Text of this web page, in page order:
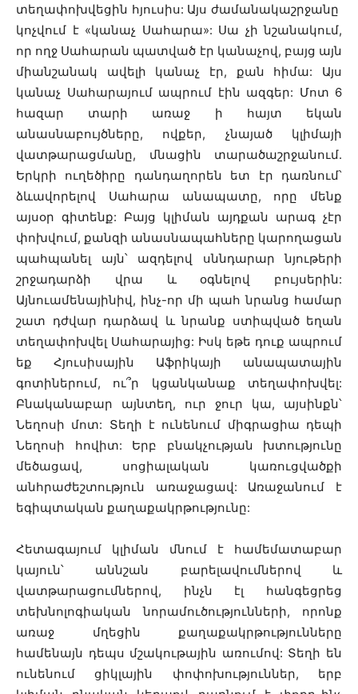
տեղափոխվեցին հյուսիս: Այս ժամանակաշրջանը
կոչվում է «կանաչ Սահարա»: Սա չի նշանակում,
որ ողջ Սահարան պատված էր կանաչով, բայց այն
միանշանակ ավելի կանաչ էր, քան հիմա: Այս
կանաչ Սահարայում ապրում էին ազգեր: Մոտ 6
հազար տարի առաջ ի հայտ եկան
անասնաբույծները, ովքեր, չնայած կլիմայի
վատթարացմանը, մնացին տարածաշրջանում.
Երկրի ուղեծիրը դանդաղորեն ետ էր դառնում՝
ձևավորելով Սահարա անապատը, որը մենք
այսօր գիտենք: Բայց կլիման այդքան արագ չէր
փոխվում, քանզի անասնապահները կարողացան
պահպանել այն՝ ազդելով սննդարար նյութերի
շրջադարձի վրա և օգնելով բույսերին:
Այնուամենայինիվ, ինչ-որ մի պահ նրանց համար
շատ դժվար դարձավ և նրանք ստիպված եղան
տեղափոխվել Սահարայից: Իսկ եթե դուք ապրում
եք Հյուսիսային Աֆրիկայի անապատային
գոտիներում, ու՞ր կցանկանաք տեղափոխվել:
Բնականաբար այնտեղ, ուր ջուր կա, այսինքն՝
Նեղոսի մոտ: Տեղի է ունենում միգրացիա դեպի
Նեղոսի հովիտ: Երբ բնակչության խտությունը
մեծացավ, սոցիալական կառուցվածքի
անհրաժեշտություն առաջացավ: Առաջանում է
եգիպտական քաղաքակրթությունը:
Հետագայում կլիման մնում է համեմատաբար
կայուն՝ աննշան բարելավումներով և
վատթարացումներով, ինչն էլ հանգեցրեց
տեխնոլոգիական նորամուծությունների, որոնք
առաջ մղեցին քաղաքակրթությունները
համենայն դեպս մշակութային առումով: Տեղի են
ունենում ցիկլային փոփոխություններ, երբ